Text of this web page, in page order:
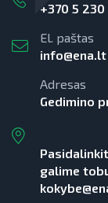
+370 5 230
El. paštas
info@ena.lt
Adresas
Gedimino
galime